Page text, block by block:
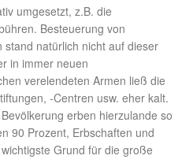
umgesetzt, z.B. die
Besteuerung von
natürlich nicht auf dieser
in immer neuen
verelendeten Armen ließ die
-Centren usw. eher kalt.
erben hierzulande so
90 Prozent, Erbschaften und
Grund für die große